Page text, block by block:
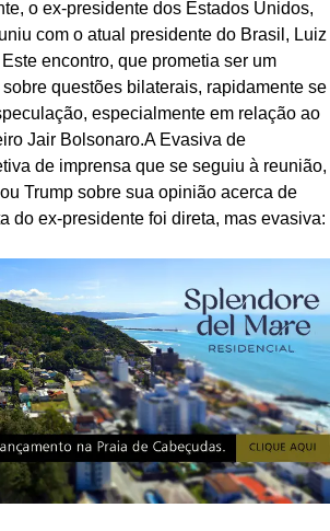
o ex-presidente dos Estados Unidos,
com o atual presidente do Brasil, Luiz
encontro, que prometia ser um
questões bilaterais, rapidamente se
especialmente em relação ao
Jair Bolsonaro.A Evasiva de
de imprensa que se seguiu à reunião,
Trump sobre sua opinião acerca de
do ex-presidente foi direta, mas evasiva: